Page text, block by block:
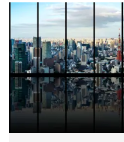
Scopri di più